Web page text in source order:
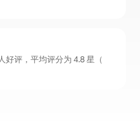
好评，平均评分为 4.8 星（